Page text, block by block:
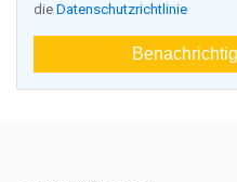
die Datenschutzrichtlinie